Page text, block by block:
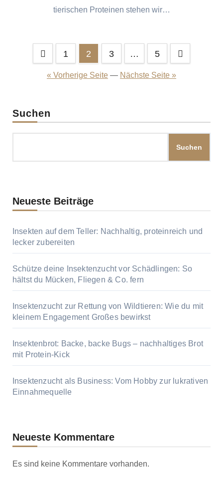
tierischen Proteinen stehen wir…
Seitennummerierung
1 2 3 … 5
« Vorherige Seite — Nächste Seite »
Suchen
Suchen
Neueste Beiträge
Insekten auf dem Teller: Nachhaltig, proteinreich und
lecker zubereiten
Schütze deine Insektenzucht vor Schädlingen: So
hältst du Mücken, Fliegen & Co. fern
Insektenzucht zur Rettung von Wildtieren: Wie du mit
kleinem Engagement Großes bewirkst
Insektenbrot: Backe, backe Bugs – nachhaltiges Brot
mit Protein-Kick
Insektenzucht als Business: Vom Hobby zur lukrativen
Einnahmequelle
Neueste Kommentare
Es sind keine Kommentare vorhanden.